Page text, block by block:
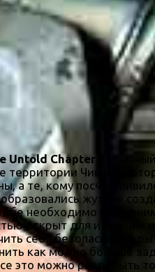
Untold Chapter –
территории Чикаго,
а те, кому
жуткие
необходимо быть
открыт для
себя безопасным
как можно больше
это можно раздобыть